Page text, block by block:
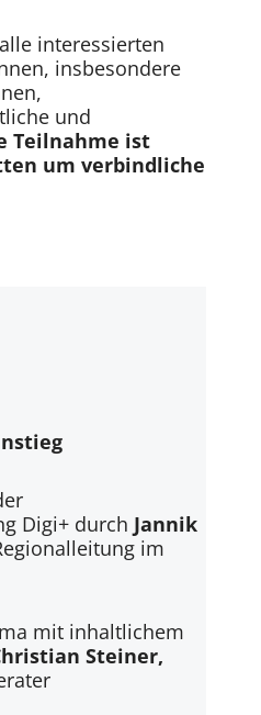
interessierten
insbesondere
und
Teilnahme ist
um verbindliche
Digi+ durch Jannik
im
mit inhaltlichem
Steiner,